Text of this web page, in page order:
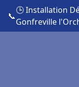
📞
🕒 Installation
Gonfreville